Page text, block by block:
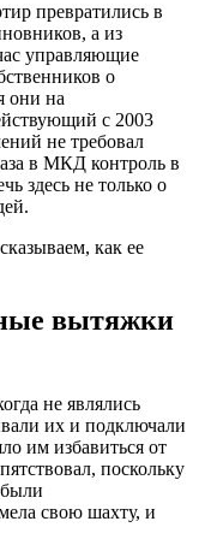
превратились в
а из
управляющие
о
они на
с 2003
не требовал
в МКД контроль в
здесь не только о
как ее
вытяжки
не являлись
их и подключали
им избавиться от
поскольку
свою шахту, и